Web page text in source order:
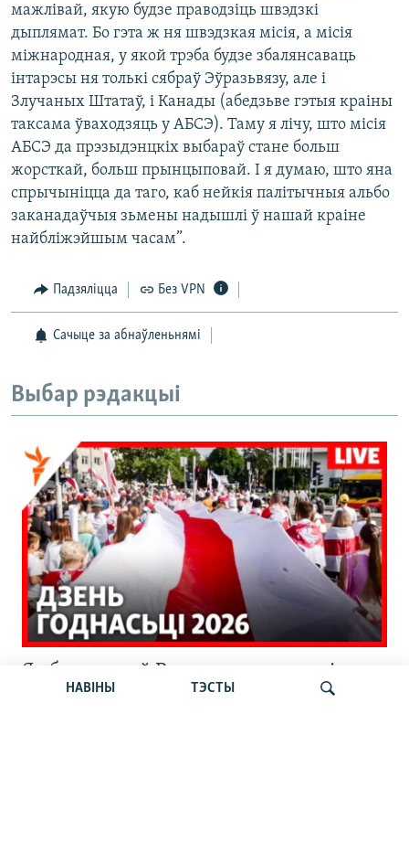
НАВІНЫ ТЭСТЫ
мажлівай, якую будзе праводзіць швэдзкі
дыплямат. Бо гэта ж ня швэдзкая місія, а місія
міжнародная, у якой трэба будзе збалянсаваць
інтарэсы ня толькі сябраў Эўразьвязу, але і
Злучаных Штатаў, і Канады (абедзьве гэтыя краіны
таксама ўваходзяць у АБСЭ). Таму я лічу, што місія
АБСЭ да прэзыдэнцкіх выбараў стане больш
жорсткай, больш прынцыповай. І я думаю, што яна
спрычыніцца да таго, каб нейкія палітычныя альбо
заканадаўчыя зьмены надышлі ў нашай краіне
найбліжэйшым часам”.
Падзяліцца Без VPN
Сачыце за абнаўленьнямі
Выбар рэдакцыі
Як беларусы ў Варшаве адзначылі
шостую гадавіну пратэстаў 2020-га.